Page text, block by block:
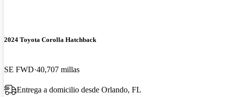
2024 Toyota Corolla Hatchback
SE FWD 40,707 millas
Entrega a domicilio desde Orlando, FL